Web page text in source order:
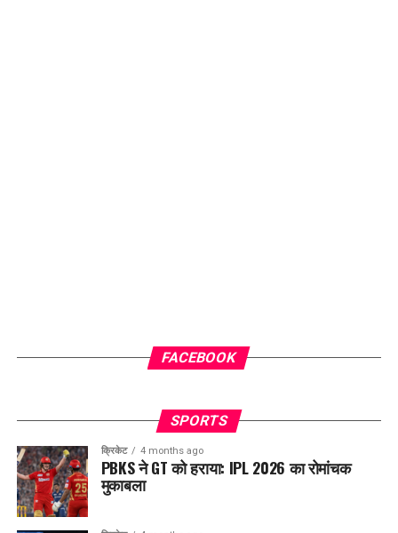
FACEBOOK
SPORTS
क्रिकेट 4 months ago
PBKS ने GT को हराया: IPL 2026 का रोमांचक
मुकाबला